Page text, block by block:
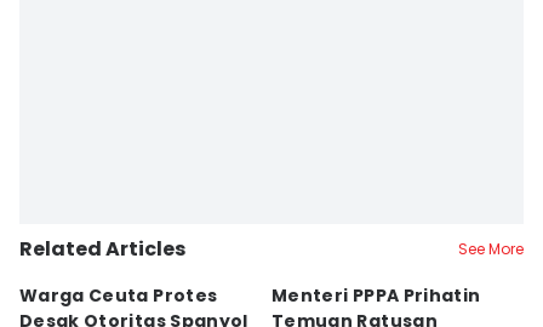
Related Articles See More
Warga Ceuta Protes
Desak Otoritas Spanyol
Menteri PPPA Prihatin
Temuan Ratusan